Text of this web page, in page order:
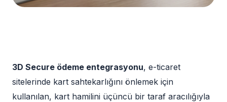
3D Secure ödeme entegrasyonu, e-ticaret
sitelerinde kart sahtekarlığını önlemek için
kullanılan, kart hamilini üçüncü bir taraf aracılığıyla